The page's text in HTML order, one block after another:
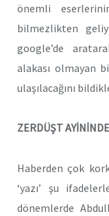
önemli
bilmezlikten
google’de
alakası olmayan
ulaşılacağını
ZERDÜŞT
Haberden çok
‘yazı’ şu
dönemlerde